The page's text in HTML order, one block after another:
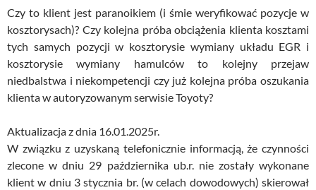
Czy to klient jest paranoikiem (i śmie weryfikować pozycje w
kosztorysach)? Czy kolejna próba obciążenia klienta kosztami
tych samych pozycji w kosztorysie wymiany układu EGR i
kosztorysie wymiany hamulców to kolejny przejaw
niedbalstwa i niekompetencji czy już kolejna próba oszukania
klienta w autoryzowanym serwisie Toyoty?
Aktualizacja z dnia 16.01.2025r.
W związku z uzyskaną telefonicznie informacją, że czynności
zlecone w dniu 29 października ub.r. nie zostały wykonane
klient w dniu 3 stycznia br. (w celach dowodowych) skierował